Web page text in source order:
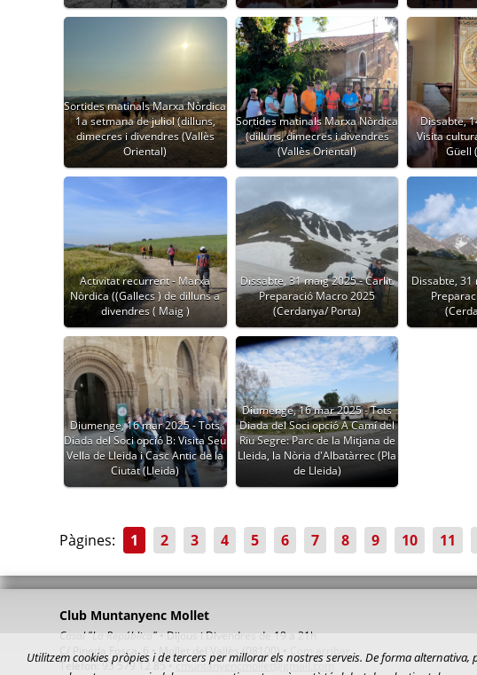
Sortides matinals Marxa Nòrdica
1a setmana de juliol (dilluns,
dimecres i divendres (Vallès
Oriental)
Sortides matinals Marxa Nòrdica
(dilluns, dimecres i divendres
(Vallès Oriental)
Dissabte,
Visita
Güell
Activitat recurrent - Marxa
Nòrdica ((Gallecs ) de dilluns a
divendres ( Maig )
Dissabte, 31 maig 2025 - Carlit.
Preparació Macro 2025
(Cerdanya/ Porta)
Dissabte, 31
Diumenge, 16 mar 2025 - Tots
Diada del Soci opció B: Visita Seu
Vella de Lleida i Casc Antic de la
Ciutat (Lleida)
Diumenge, 16 mar 2025 - Tots
Diada del Soci opció A Camí del
Riu Segre: Parc de la Mitjana de
Lleida, la Nòria d'Albatàrrec (Pla
de Lleida)
Pàgines: 1 2 3 4 5 6 7 8 9 10 11
Club Muntanyenc Mollet
Casal "La República" • Dijous i Divendres de 19 a 21h
C/ Pineda Fosca, 6 • Mollet del Vallès (08100) •
Com arribar
Telèfon: 93 579 12 85 •cmuntanyencmollet@gmail.com
Utilitzem cookies pròpies i de tercers per millorar els nostres serveis. De forma